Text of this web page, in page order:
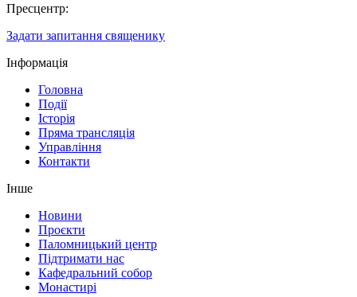
Пресцентр:
Задати запитання священику
Інформація
Головна
Події
Історія
Пряма трансляція
Управління
Контакти
Інше
Новини
Проєкти
Паломницький центр
Підтримати нас
Кафедральний собор
Монастирі